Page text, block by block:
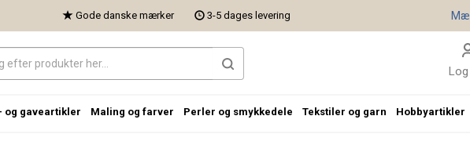
Gode danske mærker 3-5 dages levering
og gaveartikler Maling og farver Perler og smykkedele Tekstiler og garn Hobbyartikler